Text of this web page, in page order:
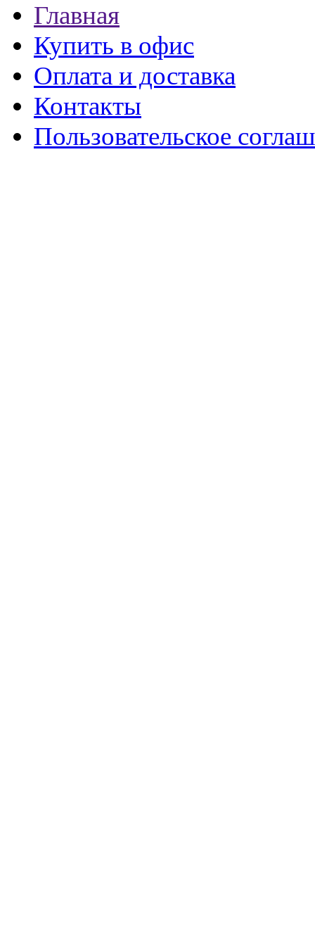
Главная
Купить в офис
Оплата и доставка
Контакты
Пользовательское